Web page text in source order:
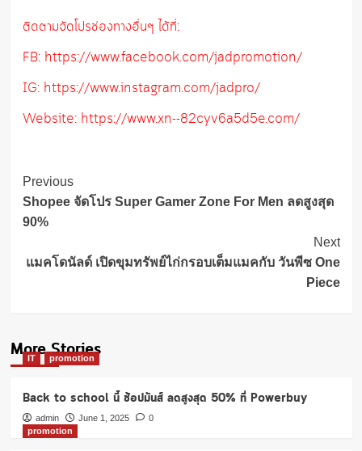
ติดตามจัดโปรช่องทางอื่นๆ ได้ที่:
FB: https://www.facebook.com/jadpromotion/
IG: https://www.instagram.com/jadpro/
Website: https://www.xn--82cyv6a5d5e.com/
Post
Navigation
Previous
Shopee จัดโปร Super Gamer Zone For Men ลดสูงสุด
90%
Next
แมคโดนัลด์ เปิดขุมทรัพย์ไก่กรอบเต็มแมคกับ วันพีซ One
Piece
More Stories
IT promotion
Back to school นี้ ช้อปมันส์ ลดสูงสุด 50% ที่ Powerbuy
admin June 1, 2025
0
promotion